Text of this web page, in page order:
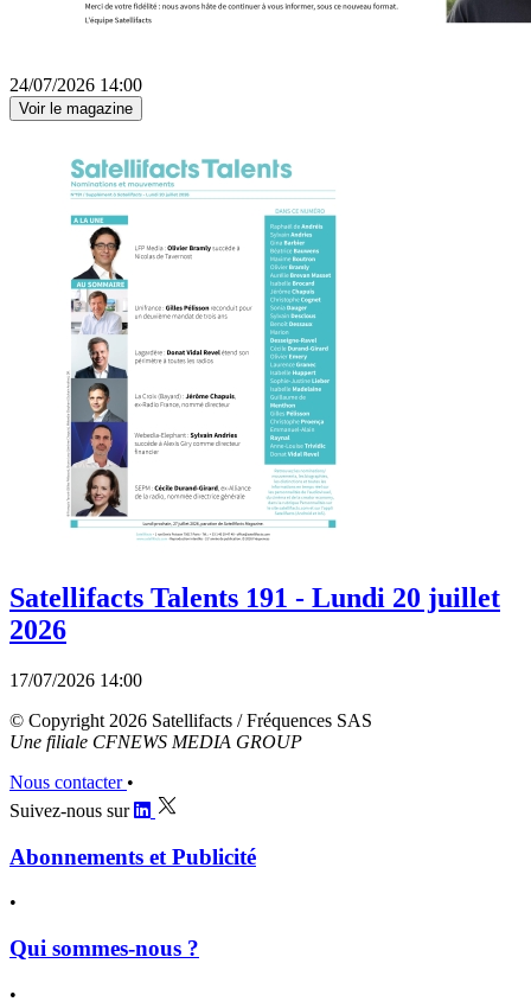
24/07/2026 14:00
Voir le magazine
Satellifacts Talents 191 - Lundi 20 juillet
2026
17/07/2026 14:00
© Copyright 2026 Satellifacts / Fréquences SAS
Une filiale CFNEWS MEDIA GROUP
Nous contacter •
Suivez-nous sur
Abonnements et Publicité
•
Qui sommes-nous ?
•